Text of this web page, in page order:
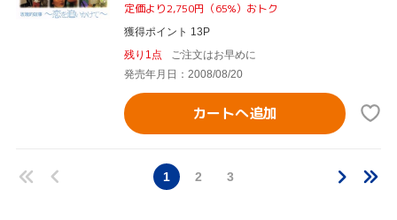
定価より2,750円（65%）おトク
獲得ポイント 13P
残り1点
ご注文はお早めに
発売年月日：2008/08/20
カートへ追加
1 2 3